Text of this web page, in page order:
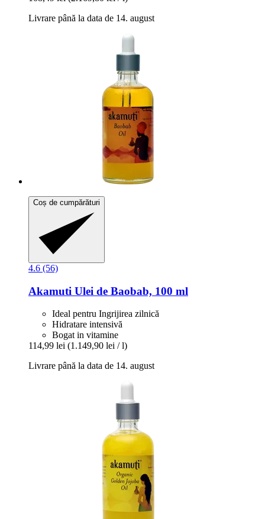
Livrare până la data de 14. august
Coș de cumpărături
4.6 (56)
Akamuti Ulei de Baobab, 100 ml
Ideal pentru Ingrijirea zilnică
Hidratare intensivă
Bogat in vitamine
114,99 lei (1.149,90 lei / l)
Livrare până la data de 14. august